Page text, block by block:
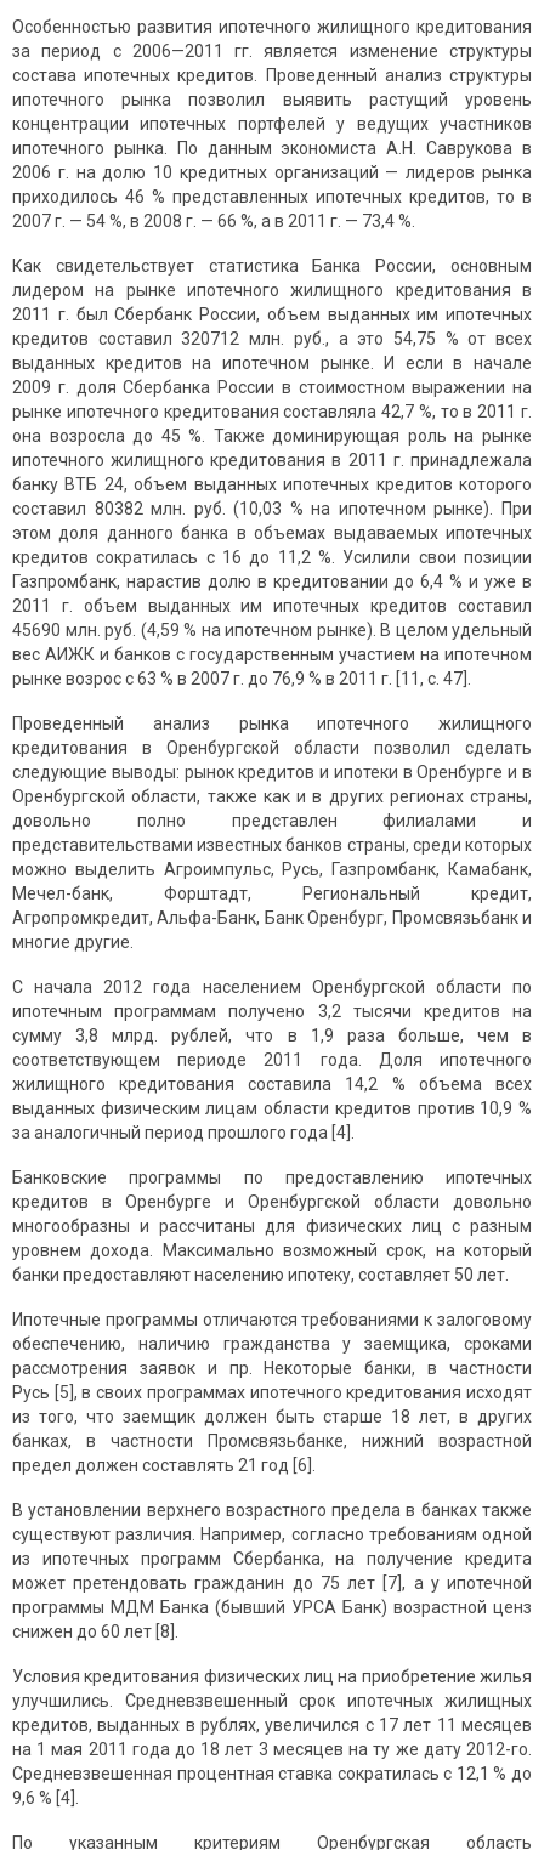
Особенностью развития ипотечного жилищного кредитования
за период с 2006—2011 гг. является изменение структуры
состава ипотечных кредитов. Проведенный анализ структуры
ипотечного рынка позволил выявить растущий уровень
концентрации ипотечных портфелей у ведущих участников
ипотечного рынка. По данным экономиста А.Н. Саврукова в
2006 г. на долю 10 кредитных организаций — лидеров рынка
приходилось 46 % представленных ипотечных кредитов, то в
2007 г. — 54 %, в 2008 г. — 66 %, а в 2011 г. — 73,4 %.
Как свидетельствует статистика Банка России, основным
лидером на рынке ипотечного жилищного кредитования в
2011 г. был Сбербанк России, объем выданных им ипотечных
кредитов составил 320712 млн. руб., а это 54,75 % от всех
выданных кредитов на ипотечном рынке. И если в начале
2009 г. доля Сбербанка России в стоимостном выражении на
рынке ипотечного кредитования составляла 42,7 %, то в 2011 г.
она возросла до 45 %. Также доминирующая роль на рынке
ипотечного жилищного кредитования в 2011 г. принадлежала
банку ВТБ 24, объем выданных ипотечных кредитов которого
составил 80382 млн. руб. (10,03 % на ипотечном рынке). При
этом доля данного банка в объемах выдаваемых ипотечных
кредитов сократилась с 16 до 11,2 %. Усилили свои позиции
Газпромбанк, нарастив долю в кредитовании до 6,4 % и уже в
2011 г. объем выданных им ипотечных кредитов составил
45690 млн. руб. (4,59 % на ипотечном рынке). В целом удельный
вес АИЖК и банков с государственным участием на ипотечном
рынке возрос с 63 % в 2007 г. до 76,9 % в 2011 г. [11, с. 47].
Проведенный анализ рынка ипотечного жилищного
кредитования в Оренбургской области позволил сделать
следующие выводы: рынок кредитов и ипотеки в Оренбурге и в
Оренбургской области, также как и в других регионах страны,
довольно полно представлен филиалами и
представительствами известных банков страны, среди которых
можно выделить Агроимпульс, Русь, Газпромбанк, Камабанк,
Мечел-банк, Форштадт, Региональный кредит,
Агропромкредит, Альфа-Банк, Банк Оренбург, Промсвязьбанк и
многие другие.
С начала 2012 года населением Оренбургской области по
ипотечным программам получено 3,2 тысячи кредитов на
сумму 3,8 млрд. рублей, что в 1,9 раза больше, чем в
соответствующем периоде 2011 года. Доля ипотечного
жилищного кредитования составила 14,2 % объема всех
выданных физическим лицам области кредитов против 10,9 %
за аналогичный период прошлого года [4].
Банковские программы по предоставлению ипотечных
кредитов в Оренбурге и Оренбургской области довольно
многообразны и рассчитаны для физических лиц с разным
уровнем дохода. Максимально возможный срок, на который
банки предоставляют населению ипотеку, составляет 50 лет.
Ипотечные программы отличаются требованиями к залоговому
обеспечению, наличию гражданства у заемщика, сроками
рассмотрения заявок и пр. Некоторые банки, в частности
Русь [5], в своих программах ипотечного кредитования исходят
из того, что заемщик должен быть старше 18 лет, в других
банках, в частности Промсвязьбанке, нижний возрастной
предел должен составлять 21 год [6].
В установлении верхнего возрастного предела в банках также
существуют различия. Например, согласно требованиям одной
из ипотечных программ Сбербанка, на получение кредита
может претендовать гражданин до 75 лет [7], а у ипотечной
программы МДМ Банка (бывший УРСА Банк) возрастной ценз
снижен до 60 лет [8].
Условия кредитования физических лиц на приобретение жилья
улучшились. Средневзвешенный срок ипотечных жилищных
кредитов, выданных в рублях, увеличился с 17 лет 11 месяцев
на 1 мая 2011 года до 18 лет 3 месяцев на ту же дату 2012-го.
Средневзвешенная процентная ставка сократилась с 12,1 % до
9,6 % [4].
По указанным критериям Оренбургская область